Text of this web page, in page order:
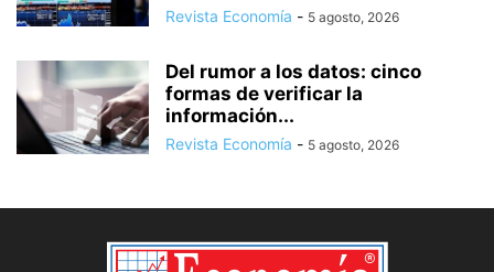
Revista Economía - 5 agosto, 2026
Del rumor a los datos: cinco
formas de verificar la
información...
Revista Economía - 5 agosto, 2026